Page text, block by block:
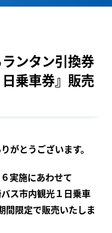
ンタン引換券
乗車券』販売
がとうございます。
実施にあわせて
ス市内観光１日乗車
間限定で販売いたしま